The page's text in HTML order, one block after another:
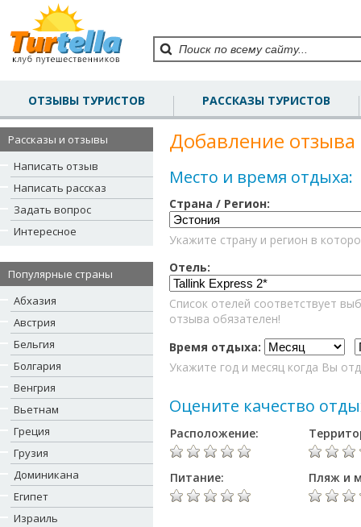
ОТЗЫВЫ ТУРИСТОВ РАССКАЗЫ ТУРИСТОВ
Рассказы и отзывы
Написать отзыв
Написать рассказ
Задать вопрос
Интересное
Популярные страны
Абхазия
Австрия
Бельгия
Болгария
Венгрия
Вьетнам
Греция
Грузия
Доминикана
Египет
Израиль
Добавление отзыва
Место и время отдыха:
Страна / Регион:
Укажите страну и регион в
Отель:
Список отелей соответствует
отзыва обязателен!
Время отдыха:
Укажите год и месяц когда Вы
Оцените качество
Расположение:
Питание: Пляж и